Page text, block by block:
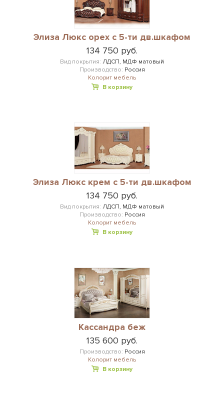
Элиза Люкс орех с 5-ти дв.шкафом
134 750 руб.
Вид покрытия: ЛДСП, МДФ матовый
Производство: Россия
Колорит мебель
В корзину
Элиза Люкс крем с 5-ти дв.шкафом
134 750 руб.
Вид покрытия: ЛДСП, МДФ матовый
Производство: Россия
Колорит мебель
В корзину
Кассандра беж
135 600 руб.
Производство: Россия
Колорит мебель
В корзину